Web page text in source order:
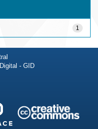
1
- GID